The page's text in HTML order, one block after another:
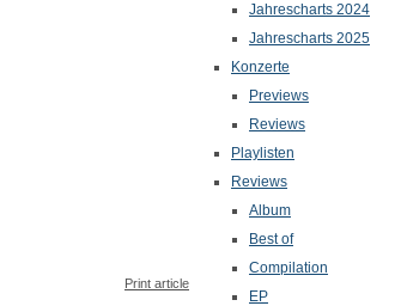
Print article
Jahrescharts 2024
Jahrescharts 2025
Konzerte
Previews
Reviews
Playlisten
Reviews
Album
Best of
Compilation
EP